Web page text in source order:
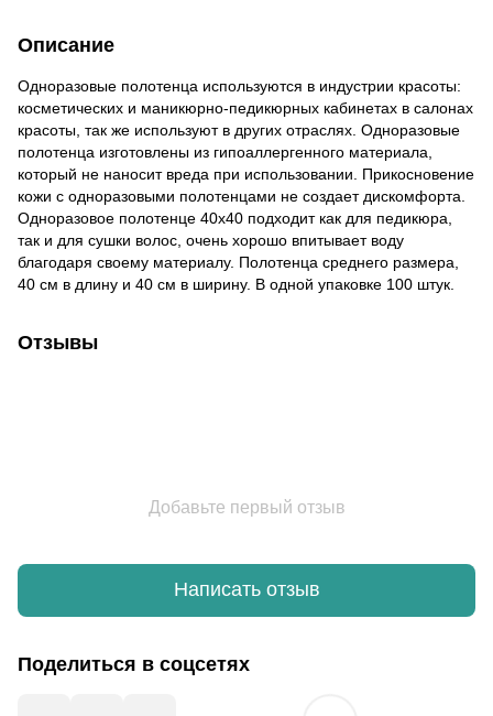
Описание
Одноразовые полотенца используются в индустрии красоты:
косметических и маникюрно-педикюрных кабинетах в салонах
красоты, так же используют в других отраслях. Одноразовые
полотенца изготовлены из гипоаллергенного материала,
который не наносит вреда при использовании. Прикосновение
кожи с одноразовыми полотенцами не создает дискомфорта.
Одноразовое полотенце 40х40 подходит как для педикюра,
так и для сушки волос, очень хорошо впитывает воду
благодаря своему материалу. Полотенца среднего размера,
40 см в длину и 40 см в ширину. В одной упаковке 100 штук.
Отзывы
Добавьте первый отзыв
Написать отзыв
Поделиться в соцсетях